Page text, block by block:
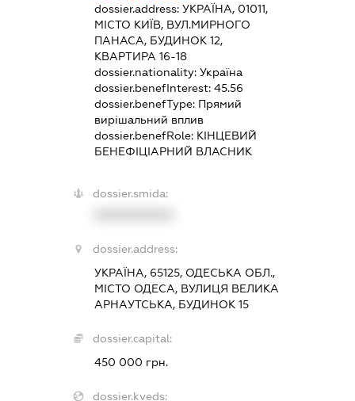
dossier.address: УКРАЇНА, 01011,
МІСТО КИЇВ, ВУЛ.МИРНОГО
ПАНАСА, БУДИНОК 12,
КВАРТИРА 16-18
dossier.nationality: Україна
dossier.benefInterest: 45.56
dossier.benefType: Прямий
вирішальний вплив
dossier.benefRole: КІНЦЕВИЙ
БЕНЕФІЦІАРНИЙ ВЛАСНИК
dossier.smida:
dossier.address:
УКРАЇНА, 65125, ОДЕСЬКА ОБЛ.,
МІСТО ОДЕСА, ВУЛИЦЯ ВЕЛИКА
АРНАУТСЬКА, БУДИНОК 15
dossier.capital:
450 000 грн.
dossier.kveds: